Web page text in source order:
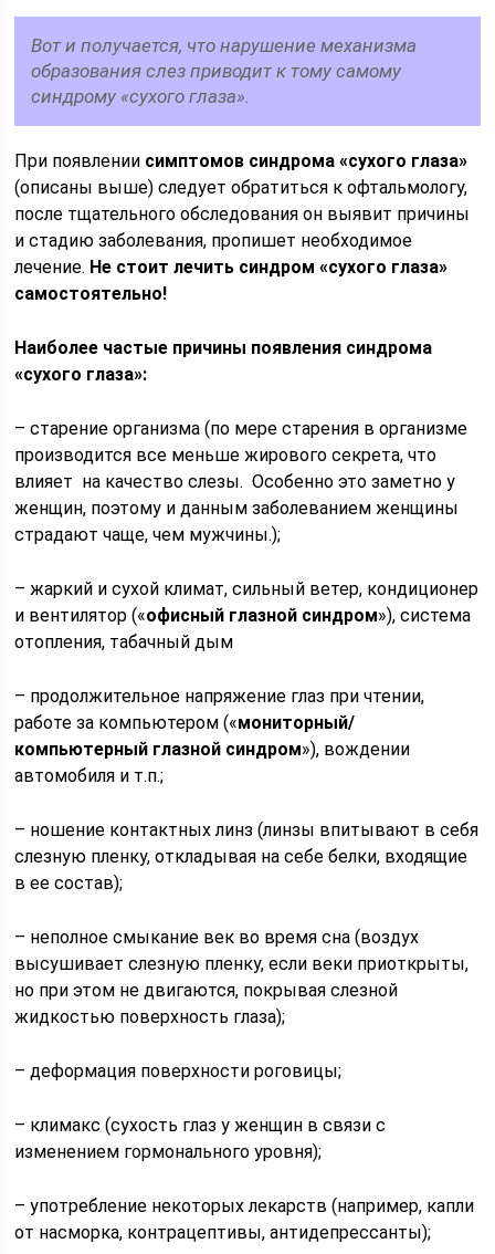
Вот и получается, что нарушение механизма
образования слез приводит к тому самому
синдрому «сухого глаза».
При появлении симптомов синдрома «сухого глаза»
(описаны выше) следует обратиться к офтальмологу,
после тщательного обследования он выявит причины
и стадию заболевания, пропишет необходимое
лечение. Не стоит лечить синдром «сухого глаза»
самостоятельно!
Наиболее частые причины появления синдрома
«сухого глаза»:
– старение организма (по мере старения в организме
производится все меньше жирового секрета, что
влияет на качество слезы. Особенно это заметно у
женщин, поэтому и данным заболеванием женщины
страдают чаще, чем мужчины.);
– жаркий и сухой климат, сильный ветер, кондиционер
и вентилятор («офисный глазной синдром»), система
отопления, табачный дым
– продолжительное напряжение глаз при чтении,
работе за компьютером («мониторный/
компьютерный глазной синдром»), вождении
автомобиля и т.п.;
– ношение контактных линз (линзы впитывают в себя
слезную пленку, откладывая на себе белки, входящие
в ее состав);
– неполное смыкание век во время сна (воздух
высушивает слезную пленку, если веки приоткрыты,
но при этом не двигаются, покрывая слезной
жидкостью поверхность глаза);
– деформация поверхности роговицы;
– климакс (сухость глаз у женщин в связи с
изменением гормонального уровня);
– употребление некоторых лекарств (например, капли
от насморка, контрацептивы, антидепрессанты);